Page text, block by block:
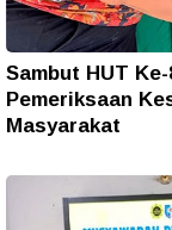
Sambut HUT
Pemeriksaan
Masyarakat